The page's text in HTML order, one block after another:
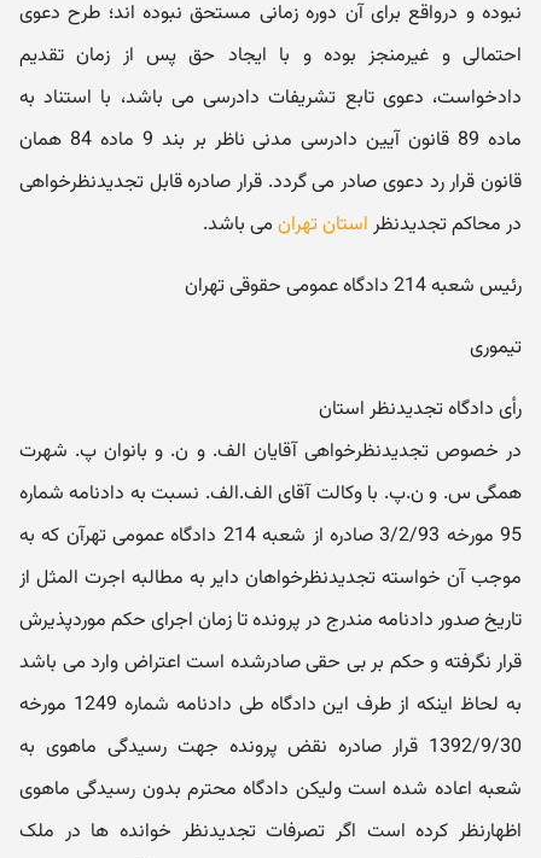
نبوده و درواقع برای آن دوره زمانی مستحق نبوده اند؛ طرح دعوی
احتمالی و غیرمنجز بوده و با ایجاد حق پس از زمان تقدیم
دادخواست، دعوی تابع تشریفات دادرسی می باشد، با استناد به
ماده 89 قانون آیین دادرسی مدنی ناظر بر بند 9 ماده 84 همان
قانون قرار رد دعوی صادر می گردد. قرار صادره قابل تجدیدنظرخواهی
در محاکم تجدیدنظر استان تهران می باشد.
رئیس شعبه 214 دادگاه عمومی حقوقی تهران
تیموری
رأی دادگاه تجدیدنظر استان
در خصوص تجدیدنظرخواهی آقایان الف. و ن. و بانوان پ. شهرت
همگی س. و ن.پ. با وکالت آقای الف.الف. نسبت به دادنامه شماره
95 مورخه 3/2/93 صادره از شعبه 214 دادگاه عمومی تهرآن که به
موجب آن خواسته تجدیدنظرخواهان دایر به مطالبه اجرت المثل از
تاریخ صدور دادنامه مندرج در پرونده تا زمان اجرای حکم موردپذیرش
قرار نگرفته و حکم بر بی حقی صادرشده است اعتراض وارد می باشد
به لحاظ اینکه از طرف این دادگاه طی دادنامه شماره 1249 مورخه
1392/9/30 قرار صادره نقض پرونده جهت رسیدگی ماهوی به
شعبه اعاده شده است ولیکن دادگاه محترم بدون رسیدگی ماهوی
اظهارنظر کرده است اگر تصرفات تجدیدنظر خوانده ها در ملک